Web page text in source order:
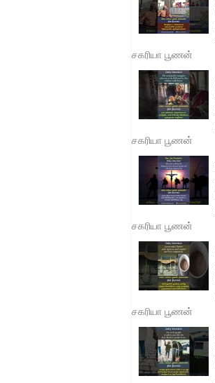
சகரியா பூணன்
சகரியா பூணன்
சகரியா பூணன்
சகரியா பூணன்